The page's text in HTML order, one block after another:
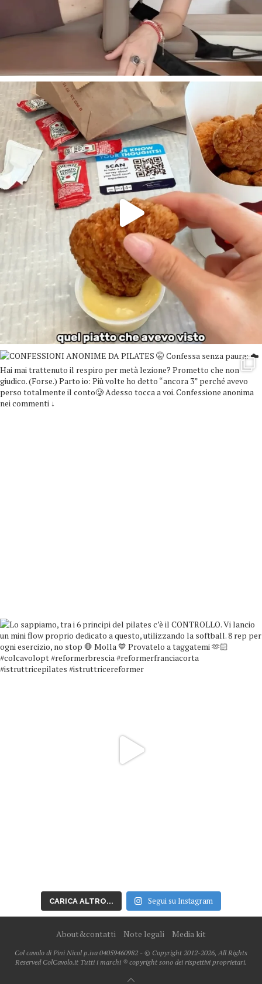
CARICA ALTRO... Segui su Instagram
About&contatti Note legali Media kit
Col cavolo di Pini Nicol p.iva 04059460982 - © Copyright 2012-2026, All Rights
Reserved ColCavolo.it Tutti i marchi ® copyright sono dei rispettivi proprietari.